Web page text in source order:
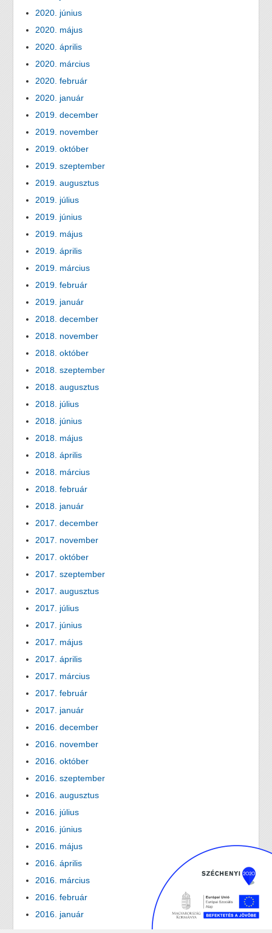
2020. június
2020. május
2020. április
2020. március
2020. február
2020. január
2019. december
2019. november
2019. október
2019. szeptember
2019. augusztus
2019. július
2019. június
2019. május
2019. április
2019. március
2019. február
2019. január
2018. december
2018. november
2018. október
2018. szeptember
2018. augusztus
2018. július
2018. június
2018. május
2018. április
2018. március
2018. február
2018. január
2017. december
2017. november
2017. október
2017. szeptember
2017. augusztus
2017. július
2017. június
2017. május
2017. április
2017. március
2017. február
2017. január
2016. december
2016. november
2016. október
2016. szeptember
2016. augusztus
2016. július
2016. június
2016. május
2016. április
2016. március
2016. február
2016. január